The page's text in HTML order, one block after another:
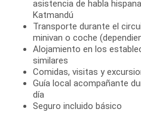
asistencia de habla
Katmandú
Transporte durante el
minivan o coche
Alojamiento en los
similares
Comidas, visitas y
Guía local acompañante
día
Seguro incluido básico